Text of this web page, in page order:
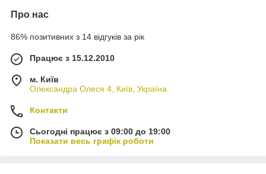
Про нас
86% позитивних з 14 відгуків за рік
Працює з 15.12.2010
м. Київ
Олександра Олеся 4, Київ, Україна
Контакти
Сьогодні працює з 09:00 до 19:00
Показати весь графік роботи